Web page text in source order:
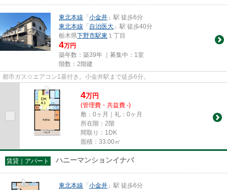
東北本線 「小金井 」駅 徒歩6分
東北本線 「自治医大 」駅 徒歩40分
栃木県下野市駅東 １丁目
4万円
築年数：築39年 ｜募集中： 1室
階数：2階建
都市ガス☆エアコン1基付き。小金井駅まで徒歩6分。
4万円
(管理費・共益費 -)
敷：0ヶ月｜礼：0ヶ月
所在階：2階
間取り：1DK
面積：33.00㎡
賃貸｜アパート ハニーマンションイナバ
東北本線 「小金井 」駅 徒歩6分